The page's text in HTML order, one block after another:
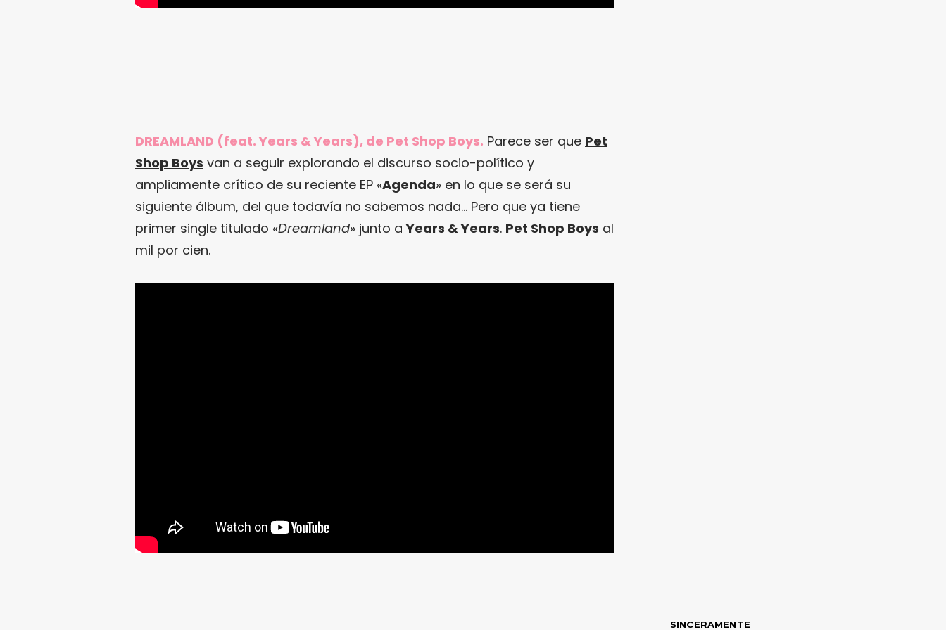
DREAMLAND (feat. Years & Years), de Pet Shop Boys. Parece ser que Pet
Shop Boys van a seguir explorando el discurso socio-político y
ampliamente crítico de su reciente EP «Agenda» en lo que se será su
siguiente álbum, del que todavía no sabemos nada… Pero que ya tiene
primer single titulado «Dreamland» junto aYears & Years. Pet Shop Boys al
mil por cien.
SINCERAMENTE